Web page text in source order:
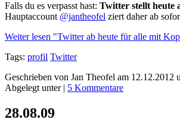
Falls du es verpasst hast: Twitter stellt heute
Hauptaccount @jantheofel ziert daher ab
Weiter lesen "Twitter ab heute für alle mit
Tags: profil Twitter
Geschrieben von Jan Theofel am 12.12.2012
Abgelegt unter | 5 Kommentare
28.08.09